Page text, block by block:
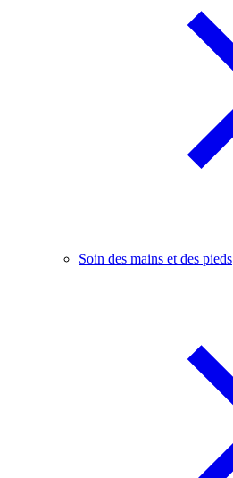
Soin des mains et des pieds